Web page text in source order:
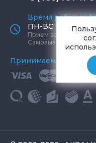
Время работы
ПН-ВС 9:00 -
Прием заказов
Самовывоз ПН-СБ 9-
Принимаем к оплате